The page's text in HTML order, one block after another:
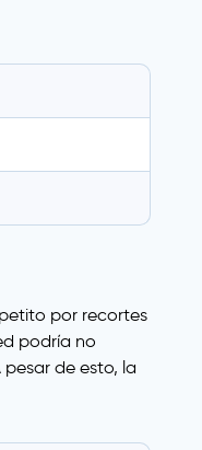
por recortes
podría no
de esto, la